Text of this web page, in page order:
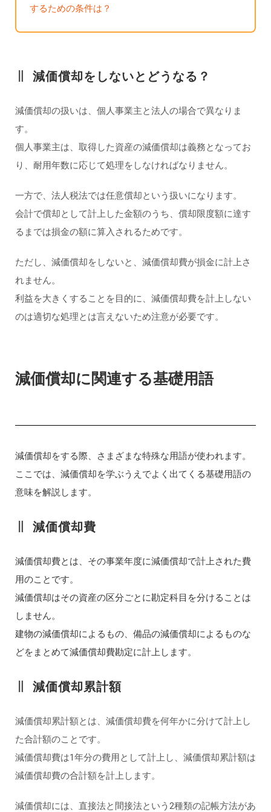
するための条件は？
減価償却をしないとどうなる？
減価償却の扱いは、個人事業主と法人の場合で異なりま
す。
個人事業主は、取得した資産の減価償却は義務となってお
り、耐用年数に応じて処理をしなければなりません。
一方で、法人税法では任意償却という扱いになります。
会計で償却として計上した金額のうち、償却限度額に達す
るまでは損金の額に算入されるためです。
ただし、減価償却をしないと、減価償却費が損金に計上さ
れません。
利益を大きくすることを目的に、減価償却費を計上しない
のは適切な処理とは言えないため注意が必要です。
減価償却に関連する基礎用語
減価償却をする際、さまざまな特殊な用語が使われます。
ここでは、減価償却を学ぶうえでよく出てくる基礎用語の
意味を解説します。
減価償却費
減価償却費とは、その事業年度に減価償却で計上された費
用のことです。
減価償却はその資産の区分ごとに勘定科目を分けることは
しません。
建物の減価償却によるもの、備品の減価償却によるものな
どをまとめて減価償却費勘定に計上します。
減価償却累計額
減価償却累計額とは、減価償却費を何年かに分けて計上し
た合計額のことです。
減価償却費は1年分の費用として計上し、減価償却累計額は
減価償却費の合計額を計上します。
減価償却には、直接法と間接法という2種類の記帳方法があ